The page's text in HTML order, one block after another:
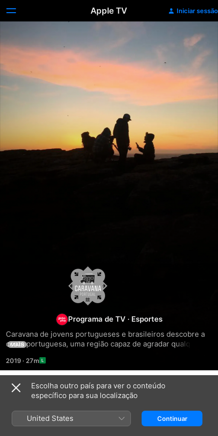
Apple TV Iniciar sessão
Caravana
Portugal
Programa de TV · Esportes
Caravana de jovens portugueses e brasileiros descobre a
costa portuguesa, uma região capaz de agradar qualquer
mundo.
MAIS
2019 · 27m
Temporada 1
Escolha outro país para ver o conteúdo
específico para sua localização
United States Continuar